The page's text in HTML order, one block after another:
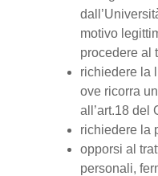
motivo
procedere al
richiedere la
ove ricorra
all’art.18 del
richiedere la
opporsi al
personali,